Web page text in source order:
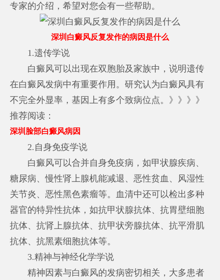
专家的介绍，希望对您会有一些帮助。
深圳白癜风反复发作的病因是什么
1.遗传学说
白癜风可以出现在双胞胎及家族中，说明遗传
在白癜风发病中有重要作用。研究认为白癜风具有
不完全外显率，基因上有多个致病位点。》》》》
推荐阅读：
深圳脸部白癜风病因
2.自身免疫学说
白癜风可以合并自身免疫病，如甲状腺疾病、
糖尿病、慢性肾上腺机能减退、恶性贫血、风湿性
关节炎、恶性黑色素瘤等。血清中还可以检出多种
器官的特异性抗体，如抗甲状腺抗体、抗胃壁细胞
抗体、抗肾上腺抗体、抗甲状旁腺抗体、抗平滑肌
抗体、抗黑素细胞抗体等。
3.精神与神经化学学说
精神因素与白癜风的发病密切相关，大多患者